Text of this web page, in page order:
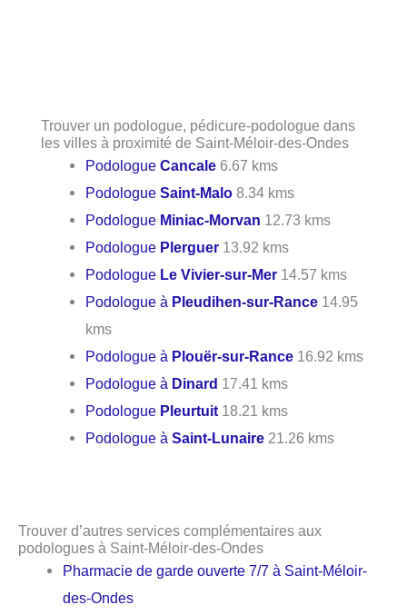
Trouver un podologue, pédicure-podologue dans
les villes à proximité de Saint-Méloir-des-Ondes
PodologueCancale 6.67 kms
PodologueSaint-Malo 8.34 kms
Podologue Miniac-Morvan 12.73 kms
Podologue Plerguer 13.92 kms
Podologue Le Vivier-sur-Mer 14.57 kms
Podologue à Pleudihen-sur-Rance 14.95
kms
Podologue à Plouër-sur-Rance 16.92 kms
Podologue à Dinard 17.41 kms
Podologue Pleurtuit 18.21 kms
Podologue àSaint-Lunaire 21.26 kms
Trouver d’autres services complémentaires aux
podologues à Saint-Méloir-des-Ondes
Pharmacie de garde ouverte 7/7 à Saint-Méloir-
des-Ondes